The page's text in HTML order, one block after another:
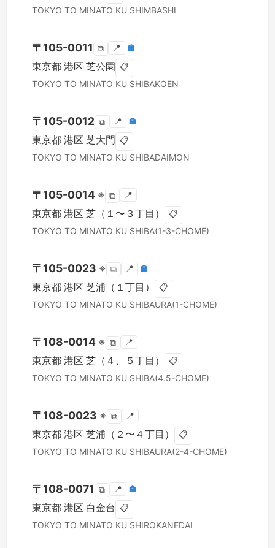
TOKYO TO MINATO KU SHIMBASHI
〒 105-0011 ⧉ 📍 🏣
東京都 港区 芝公園 📋
TOKYO TO MINATO KU SHIBAKOEN
〒 105-0012 ⧉ 📍 🏣
東京都 港区 芝大門 📋
TOKYO TO MINATO KU SHIBADAIMON
〒 105-0014 ※ ⧉ 📍
東京都 港区 芝（１〜３丁目） 📋
TOKYO TO MINATO KU SHIBA(1-3-CHOME)
〒 105-0023 ※ ⧉ 📍 🏣
東京都 港区 芝浦（１丁目） 📋
TOKYO TO MINATO KU SHIBAURA(1-CHOME)
〒 108-0014 ※ ⧉ 📍
東京都 港区 芝（４、５丁目） 📋
TOKYO TO MINATO KU SHIBA(4.5-CHOME)
〒 108-0023 ※ ⧉ 📍
東京都 港区 芝浦（２〜４丁目） 📋
TOKYO TO MINATO KU SHIBAURA(2-4-CHOME)
〒 108-0071 ⧉ 📍 🏣
東京都 港区 白金台 📋
TOKYO TO MINATO KU SHIROKANEDAI